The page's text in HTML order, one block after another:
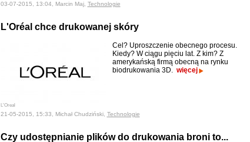
03-07-2015, 13:04, Marcin Maj, Technologie
L'Oréal chce drukowanej skóry
L'Oreal
Cel? Uproszczenie obecnego procesu.
Kiedy? W ciągu pięciu lat. Z kim? Z
amerykańską firmą obecną na rynku
biodrukowania 3D. więcej
21-05-2015, 15:33, Michał Chudziński, Technologie
Czy udostępnianie plików do drukowania broni to...